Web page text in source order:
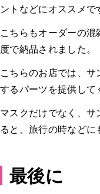
ントなどにオススメで
こちらもオーダーの
度で納品されました。
こちらのお店では、
するパーツを提供して
マスクだけでなく、
ると、旅行の時などに
最後に